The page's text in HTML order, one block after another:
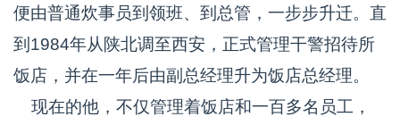
便由普通炊事员到领班、到总管，一步步升迁。直
到1984年从陕北调至西安，正式管理干警招待所
饭店，并在一年后由副总经理升为饭店总经理。
现在的他，不仅管理着饭店和一百多名员工，